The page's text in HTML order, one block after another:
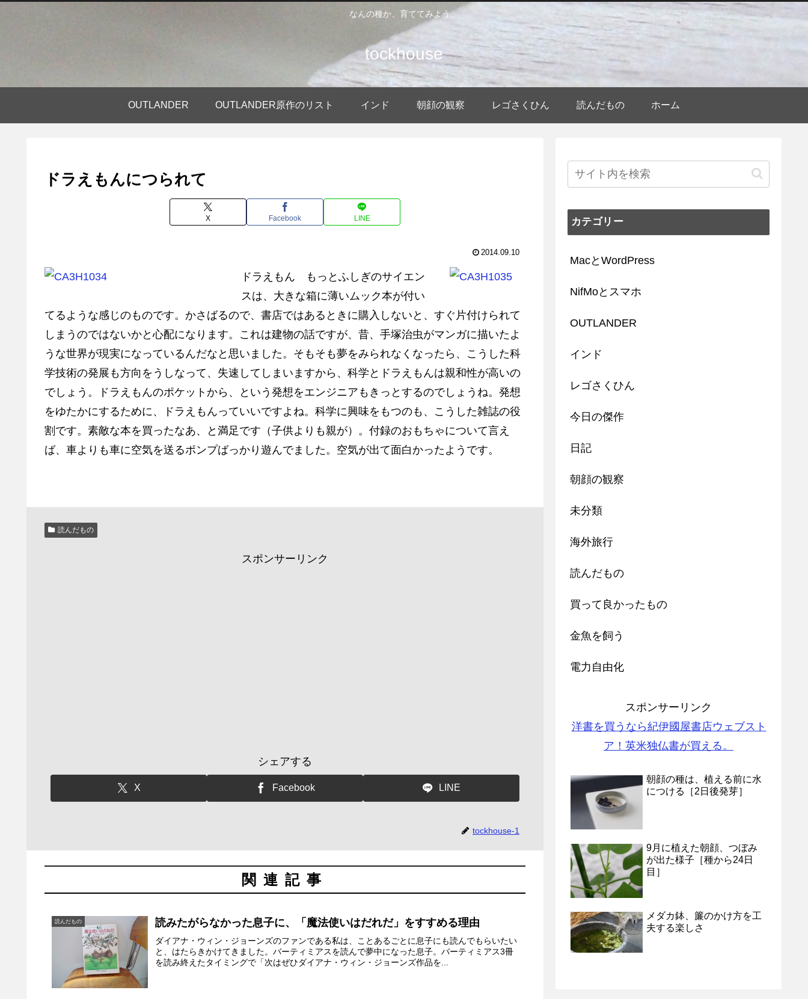
なんの種か、育ててみよう。
tockhouse
OUTLANDER OUTLANDER原作のリスト インド 朝顔の観察 レゴさくひん 読んだもの ホーム
ドラえもんにつられて
X Facebook LINE
2014.09.10
ドラえもん もっとふしぎのサイエン
スは、大きな箱に薄いムック本が付い
てるような感じのものです。かさばるので、書店ではあるときに購入しないと、すぐ片付けられて
しまうのではないかと心配になります。これは建物の話ですが、昔、手塚治虫がマンガに描いたよ
うな世界が現実になっているんだなと思いました。そもそも夢をみられなくなったら、こうした科
学技術の発展も方向をうしなって、失速してしまいますから、科学とドラえもんは親和性が高いの
でしょう。ドラえもんのポケットから、という発想をエンジニアもきっとするのでしょうね。発想
をゆたかにするために、ドラえもんっていいですよね。科学に興味をもつのも、こうした雑誌の役
割です。素敵な本を買ったなあ、と満足です（子供よりも親が）。付録のおもちゃについて言え
ば、車よりも車に空気を送るポンプばっかり遊んでました。空気が出て面白かったようです。
読んだもの
スポンサーリンク
シェアする
X Facebook LINE
tockhouse-1
関連記事
読んだもの 読みたがらなかった息子に、「魔法使いはだれだ」をすすめる理由
ダイアナ・ウィン・ジョーンズのファンである私は、ことあるごとに息子にも読んでもらいたい
と、はたらきかけてきました。バーティミアスを読んで夢中になった息子。バーティミアス3冊
を読み終えたタイミングで「次はぜひダイアナ・ウィン・ジョーンズ作品を...
カテゴリー
MacとWordPress
NifMoとスマホ
OUTLANDER
インド
レゴさくひん
今日の傑作
日記
朝顔の観察
未分類
海外旅行
読んだもの
買って良かったもの
金魚を飼う
電力自由化
スポンサーリンク
洋書を買うなら紀伊國屋書店ウェブスト
ア！英米独仏書が買える。
朝顔の種は、植える前に水
につける［2日後発芽］
9月に植えた朝顔、つぼみ
が出た様子［種から24日
目］
メダカ鉢、簾のかけ方を工
夫する楽しさ